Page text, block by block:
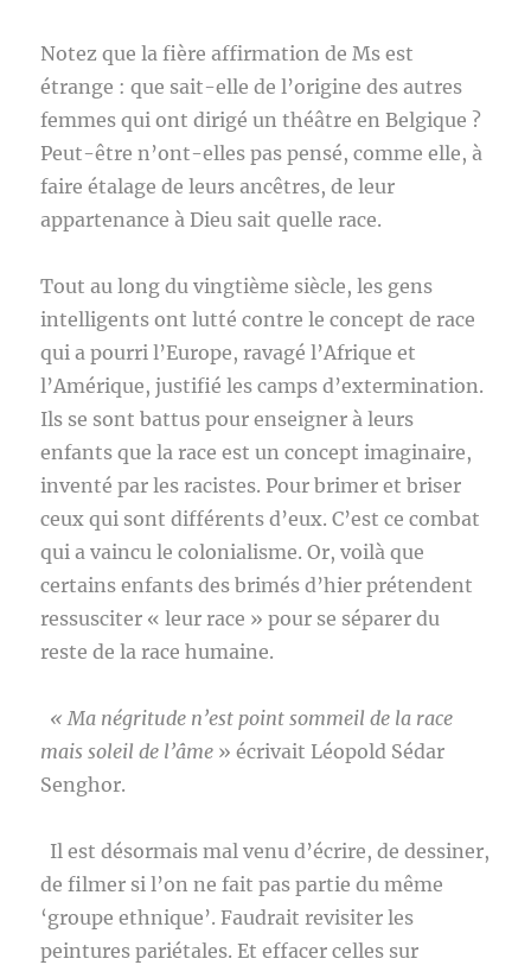
Notez que la fière affirmation de Ms est
étrange : que sait-elle de l’origine des autres
femmes qui ont dirigé un théâtre en Belgique ?
Peut-être n’ont-elles pas pensé, comme elle, à
faire étalage de leurs ancêtres, de leur
appartenance à Dieu sait quelle race.
Tout au long du vingtième siècle, les gens
intelligents ont lutté contre le concept de race
qui a pourri l’Europe, ravagé l’Afrique et
l’Amérique, justifié les camps d’extermination.
Ils se sont battus pour enseigner à leurs
enfants que la race est un concept imaginaire,
inventé par les racistes. Pour brimer et briser
ceux qui sont différents d’eux. C’est ce combat
qui a vaincu le colonialisme. Or, voilà que
certains enfants des brimés d’hier prétendent
ressusciter « leur race » pour se séparer du
reste de la race humaine.
« Ma négritude n’est point sommeil de la race
mais soleil de l’âme » écrivait Léopold Sédar
Senghor.
Il est désormais mal venu d’écrire, de dessiner,
de filmer si l’on ne fait pas partie du même
‘groupe ethnique’. Faudrait revisiter les
peintures pariétales. Et effacer celles sur